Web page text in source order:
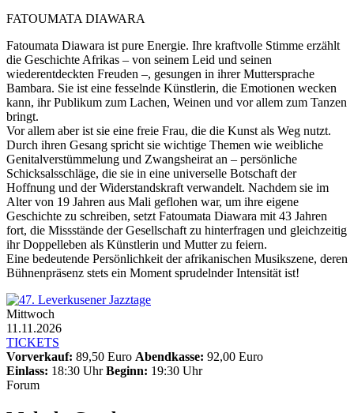
FATOUMATA DIAWARA
Fatoumata Diawara ist pure Energie. Ihre kraftvolle Stimme erzählt
die Geschichte Afrikas – von seinem Leid und seinen
wiederentdeckten Freuden –, gesungen in ihrer Muttersprache
Bambara. Sie ist eine fesselnde Künstlerin, die Emotionen wecken
kann, ihr Publikum zum Lachen, Weinen und vor allem zum Tanzen
bringt.
Vor allem aber ist sie eine freie Frau, die die Kunst als Weg nutzt.
Durch ihren Gesang spricht sie wichtige Themen wie weibliche
Genitalverstümmelung und Zwangsheirat an – persönliche
Schicksalsschläge, die sie in eine universelle Botschaft der
Hoffnung und der Widerstandskraft verwandelt. Nachdem sie im
Alter von 19 Jahren aus Mali geflohen war, um ihre eigene
Geschichte zu schreiben, setzt Fatoumata Diawara mit 43 Jahren
fort, die Missstände der Gesellschaft zu hinterfragen und gleichzeitig
ihr Doppelleben als Künstlerin und Mutter zu feiern.
Eine bedeutende Persönlichkeit der afrikanischen Musikszene, deren
Bühnenpräsenz stets ein Moment sprudelnder Intensität ist!
Mittwoch
11.11.2026
TICKETS
Vorverkauf: 89,50 Euro Abendkasse: 92,00 Euro
Einlass: 18:30 UhrBeginn: 19:30 Uhr
Forum